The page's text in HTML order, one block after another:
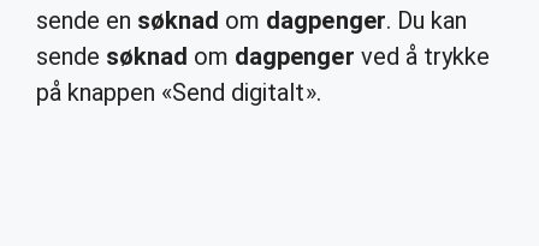
sende en søknad om dagpenger. Du kan
sende søknad om dagpenger ved å trykke
på knappen «Send digitalt».